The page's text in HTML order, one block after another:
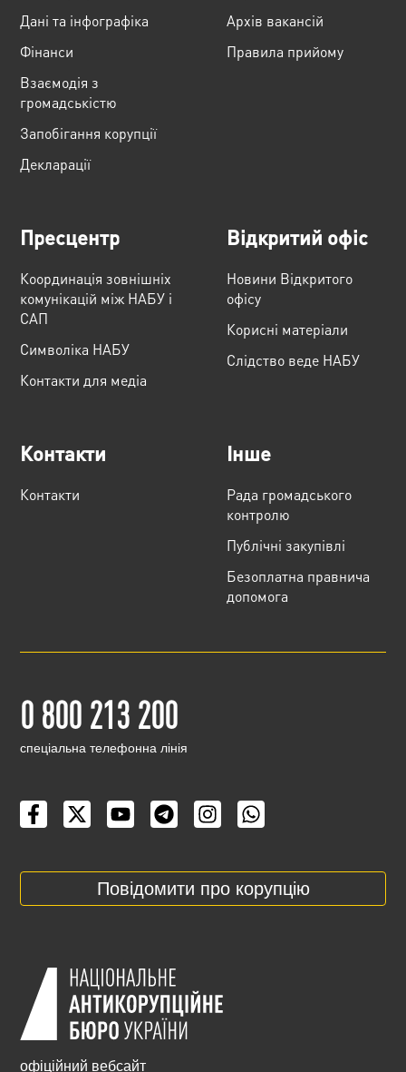
Дані та інфографіка
Фінанси
Взаємодія з
громадськістю
Запобігання корупції
Декларації
Архів вакансій
Правила прийому
Пресцентр
Координація зовнішніх
комунікацій між НАБУ і
САП
Cимволіка НАБУ
Контакти для медіа
Відкритий офіс
Новини Відкритого
офісу
Корисні матеріали
Слідство веде НАБУ
Контакти
Контакти
Інше
Рада громадського
контролю
Публічні закупівлі
Безоплатна правнича
допомога
0 800 213 200
cпеціальна телефонна лінія
Повідомити про корупцію
офіційний вебсайт